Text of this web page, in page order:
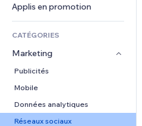
Applis en promotion
CATÉGORIES
Marketing
Publicités
Mobile
Données analytiques
Réseaux sociaux